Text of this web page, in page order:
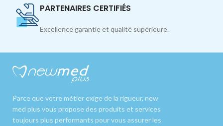
PARTENAIRES CERTIFIÉS
Excellence garantie et qualité supérieure.
Parce que votre métier exige de la rigueur, new
med plus vous propose des produits et services
toujours plus performants pour vous assurer les